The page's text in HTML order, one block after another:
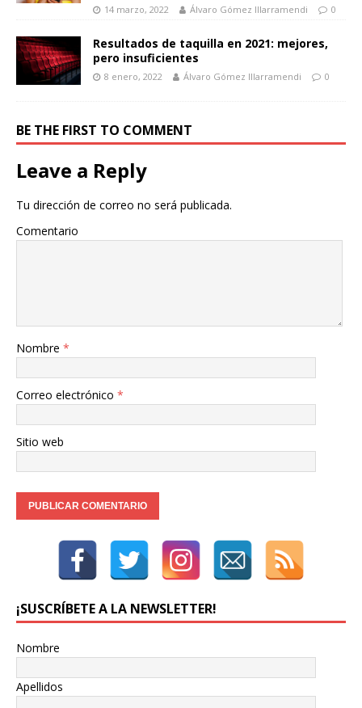
14 marzo, 2022 Álvaro Gómez Illarramendi 0
Resultados de taquilla en 2021: mejores,
pero insuficientes
8 enero, 2022 Álvaro Gómez Illarramendi 0
BE THE FIRST TO COMMENT
Leave a Reply
Tu dirección de correo no será publicada.
Comentario
Nombre *
Correo electrónico *
Sitio web
¡SUSCRÍBETE A LA NEWSLETTER!
Nombre
Apellidos